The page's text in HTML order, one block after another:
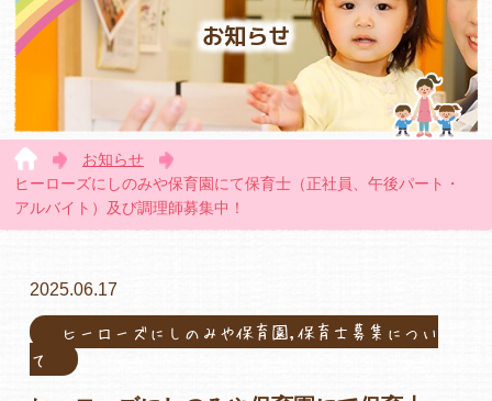
TOP
各保育園のご紹介
お知らせ
お知らせ
ヒーローズにしのみや保育園にて保育士（正社員、午後パート・
アルバイト）及び調理師募集中！
2025.06.17
ヒーローズにしのみや保育園,保育士募集につい
て